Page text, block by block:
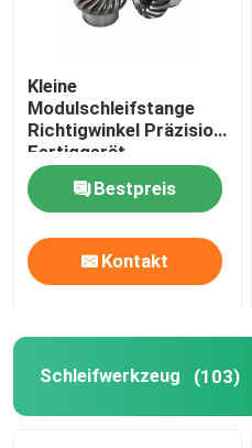
Ausrüstung für Werkzeuge
Großmauer-Motorrad
Industrie-Reduktorgerät
Kleine
Modulschleifstange
Richtigwinkel Präzision
Fertiggerät
Bestpreis
Kontakt
Schleifwerkzeug (103)